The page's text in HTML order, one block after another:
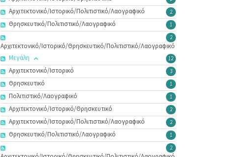
2
Αρχιτεκτονικό/Ιστορικό/Πολιτιστικό/Λαογραφικό
1
Θρησκευτικό/Πολιτιστικό/Λαογραφικό
2
Αρχιτεκτονικό/Ιστορικό/Θρησκευτικό/Πολιτιστικό/Λαογραφικό
12
Μεγάλη
3
Αρχιτεκτονικό/Ιστορικό
1
Θρησκευτικό
1
Πολιτιστικό/Λαογραφικό
2
Αρχιτεκτονικό/Ιστορικό/Θρησκευτικό
2
Αρχιτεκτονικό/Ιστορικό/Πολιτιστικό/Λαογραφικό
1
Θρησκευτικό/Πολιτιστικό/Λαογραφικό
2